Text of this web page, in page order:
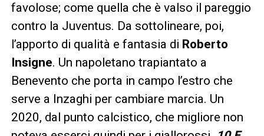
favolose; come quella che è valso il pareggio
contro la Juventus. Da sottolineare, poi,
l’apporto di qualità e fantasia di Roberto
Insigne. Un napoletano trapiantato a
Benevento che porta in campo l’estro che
serve a Inzaghi per cambiare marcia. Un
2020, dal punto calcistico, che migliore non